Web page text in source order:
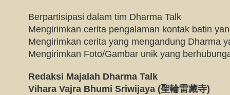
Berpartisipasi dalam tim Dharma Talk
Mengirimkan cerita pengalaman kontak batin
Mengirimkan cerita yang mengandung Dharma
Mengirimkan Foto/Gambar unik yang
Redaksi Majalah Dharma Talk
Vihara Vajra Bhumi Sriwijaya (聖輪雷藏寺)